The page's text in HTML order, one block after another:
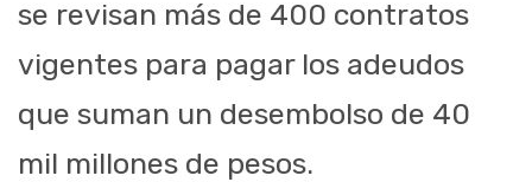
se revisan más de 400 contratos
vigentes para pagar los adeudos
que suman un desembolso de 40
mil millones de pesos.